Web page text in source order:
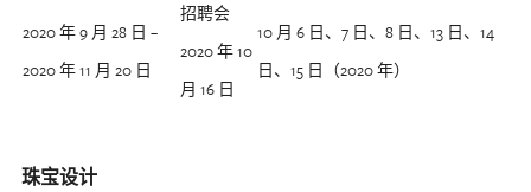
2020 年 9 月 28 日 –
2020 年 11 月 20 日
招聘会
2020 年 10
月 16 日
10 月 6 日、7 日、8 日、13 日、14
日、15 日（2020 年）
珠宝设计